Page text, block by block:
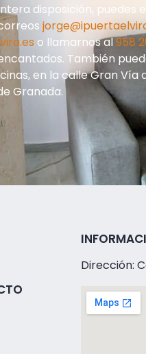
disposición, puedes
o llamarnos al958
También
en la calle Gran Vía
Granada.
Dirección: